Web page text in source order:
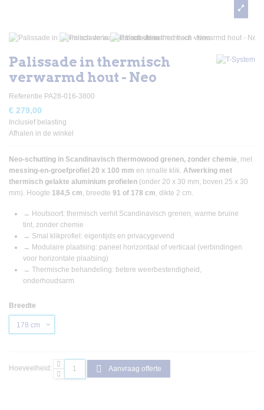
Palissade in thermisch
verwarmd hout - Neo
Referentie PA28-016-3800
€ 279,00
Inclusief belasting
Afhalen in de winkel
Neo-schutting in Scandinavisch thermowood grenen, zonder chemie , met
messing-en-groefprofiel 20 x 100 mm en smalle klik. Afwerking met
thermisch gelakte aluminium profielen (onder 20 x 30 mm, boven 25 x 30
mm). Hoogte 184,5 cm , breedte 91 of 178 cm , dikte 2 cm.
→ Houtsoort: thermisch verhit Scandinavisch grenen, warme bruine
tint, zonder chemie
→ Smal klikprofiel: eigentijds en privacygevend
→ Modulaire plaatsing: paneel horizontaal of verticaal (verbindingen
voor horizontale plaatsing)
→ Thermische behandeling: betere weerbestendigheid,
onderhoudsarm
Breedte
Hoeveelheid: Aanvraag offerte